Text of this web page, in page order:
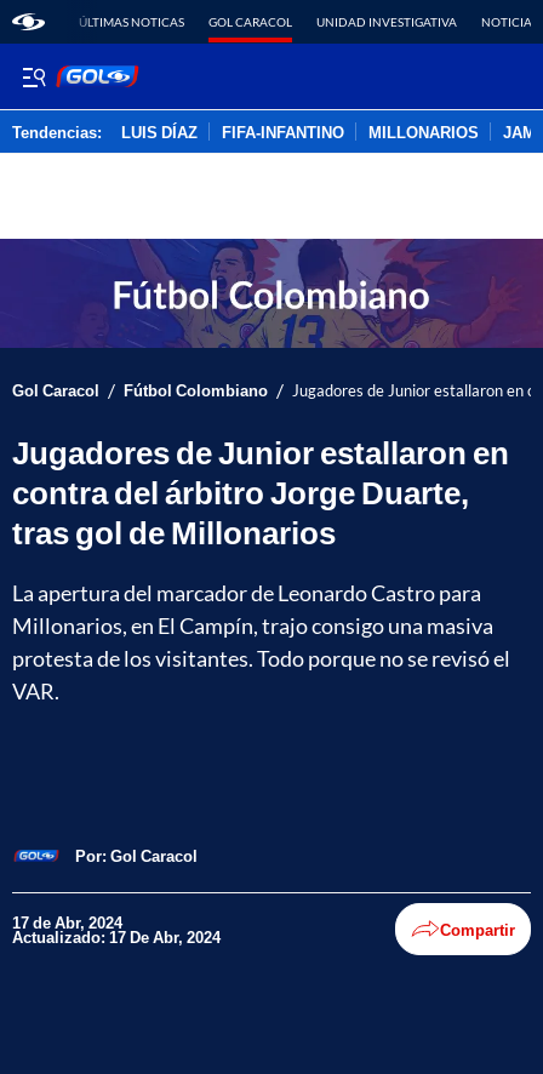
ÚLTIMAS NOTICAS GOL CARACOL UNIDAD INVESTIGATIVA NOTICIAS
Tendencias: LUIS DÍAZ FIFA-INFANTINO MILLONARIOS
Gol Caracol / Fútbol Colombiano / Jugadores de Junior estallaron en
Jugadores de Junior estallaron en
contra del árbitro Jorge Duarte,
tras gol de Millonarios
La apertura del marcador de Leonardo Castro para
Millonarios, en El Campín, trajo consigo una masiva
protesta de los visitantes. Todo porque no se revisó el
VAR.
Por: Gol Caracol
17 de Abr, 2024
Actualizado: 17 De Abr, 2024 Compartir